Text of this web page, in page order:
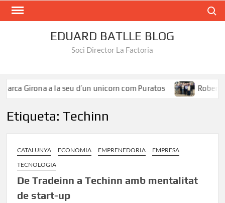
EDUARD BATLLE BLOG
Soci Director La Factoria
Girona a la seu d’un unicorn com Puratos Roberto
Etiqueta:Techinn
CATALUNYA ECONOMIA EMPRENEDORIA
EMPRESA
TECNOLOGIA
De Tradeinn a Techinn amb mentalitat
de start-up